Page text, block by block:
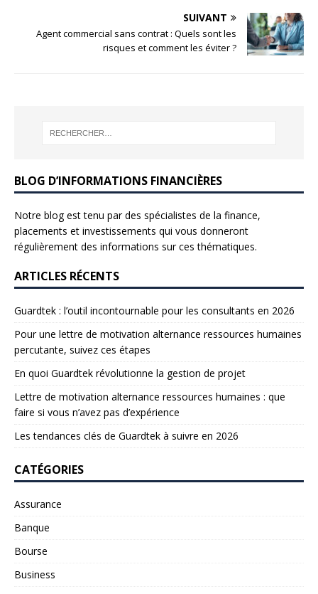
SUIVANT
Agent commercial sans contrat : Quels sont les
risques et comment les éviter ?
BLOG D’INFORMATIONS FINANCIÈRES
Notre blog est tenu par des spécialistes de la finance,
placements et investissements qui vous donneront
régulièrement des informations sur ces thématiques.
ARTICLES RÉCENTS
Guardtek : l’outil incontournable pour les consultants en 2026
Pour une lettre de motivation alternance ressources humaines
percutante, suivez ces étapes
En quoi Guardtek révolutionne la gestion de projet
Lettre de motivation alternance ressources humaines : que
faire si vous n’avez pas d’expérience
Les tendances clés de Guardtek à suivre en 2026
CATÉGORIES
Assurance
Banque
Bourse
Business